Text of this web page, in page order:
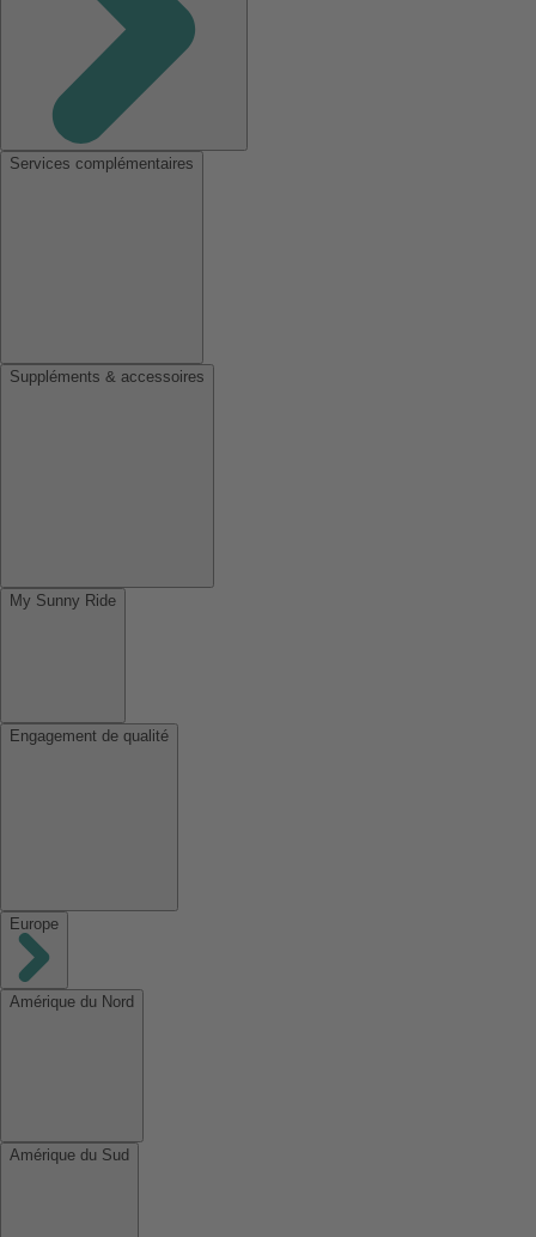
Services complémentaires
Suppléments & accessoires
My Sunny Ride
Engagement de qualité
Europe
Amérique du Nord
Amérique du Sud